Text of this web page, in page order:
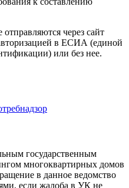
через сайт
в ЕСИА (единой
или без нее.
государственным
многоквартирных домов
в данное ведомство
если жалоба в УК не